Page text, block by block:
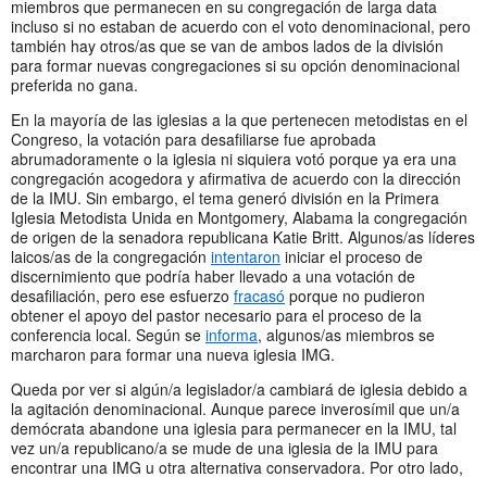
miembros que permanecen en su congregación de larga data
incluso si no estaban de acuerdo con el voto denominacional, pero
también hay otros/as que se van de ambos lados de la división
para formar nuevas congregaciones si su opción denominacional
preferida no gana.
En la mayoría de las iglesias a la que pertenecen metodistas en el
Congreso, la votación para desafiliarse fue aprobada
abrumadoramente o la iglesia ni siquiera votó porque ya era una
congregación acogedora y afirmativa de acuerdo con la dirección
de la IMU. Sin embargo, el tema generó división en la Primera
Iglesia Metodista Unida en Montgomery, Alabama la congregación
de origen de la senadora republicana Katie Britt. Algunos/as líderes
laicos/as de la congregación intentaron iniciar el proceso de
discernimiento que podría haber llevado a una votación de
desafiliación, pero ese esfuerzo fracasó porque no pudieron
obtener el apoyo del pastor necesario para el proceso de la
conferencia local. Según se informa, algunos/as miembros se
marcharon para formar una nueva iglesia IMG.
Queda por ver si algún/a legislador/a cambiará de iglesia debido a
la agitación denominacional. Aunque parece inverosímil que un/a
demócrata abandone una iglesia para permanecer en la IMU, tal
vez un/a republicano/a se mude de una iglesia de la IMU para
encontrar una IMG u otra alternativa conservadora. Por otro lado,